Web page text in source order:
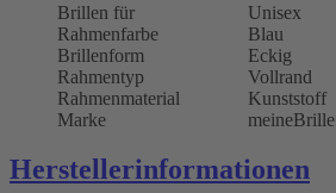
Brillen für
Unisex
Rahmenfarbe
Blau
Brillenform
Eckig
Rahmentyp
Vollrand
Rahmenmaterial
Kunststoff
Marke
meineBrille
Herstellerinformationen